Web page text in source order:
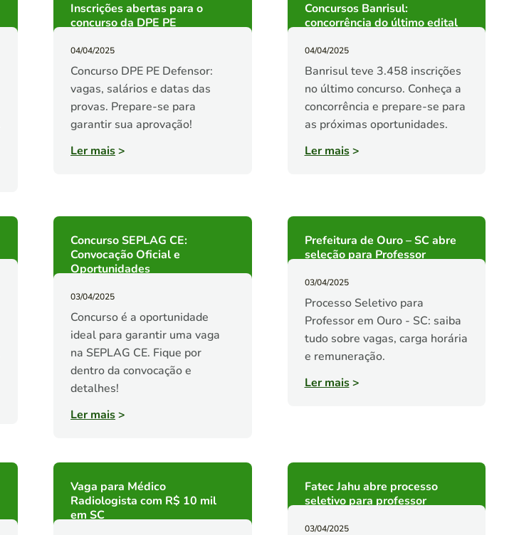
Inscrições abertas para o
concurso da DPE PE
04/04/2025
Concurso DPE PE Defensor:
vagas, salários e datas das
provas. Prepare-se para
garantir sua aprovação!
Ler mais>
Concursos Banrisul:
concorrência do último edital
04/04/2025
Banrisul teve 3.458 inscrições
no último concurso. Conheça a
concorrência e prepare-se para
as próximas oportunidades.
Ler mais>
Concurso SEPLAG CE:
Convocação Oficial e
Oportunidades
03/04/2025
Concurso é a oportunidade
ideal para garantir uma vaga
na SEPLAG CE. Fique por
dentro da convocação e
detalhes!
Ler mais>
Prefeitura de Ouro – SC abre
seleção para Professor
03/04/2025
Processo Seletivo para
Professor em Ouro - SC: saiba
tudo sobre vagas, carga horária
e remuneração.
Ler mais>
Vaga para Médico
Radiologista com R$ 10 mil
em SC
Fatec Jahu abre processo
seletivo para professor
03/04/2025